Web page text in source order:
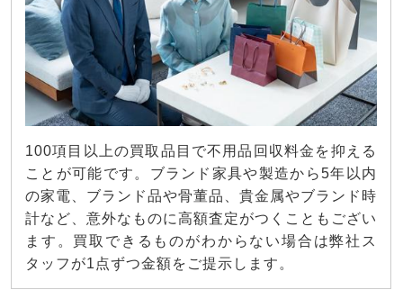
100項目以上の買取品目で不用品回収料金を抑える
ことが可能です。ブランド家具や製造から5年以内
の家電、ブランド品や骨董品、貴金属やブランド時
計など、意外なものに高額査定がつくこともござい
ます。買取できるものがわからない場合は弊社ス
タッフが1点ずつ金額をご提示します。